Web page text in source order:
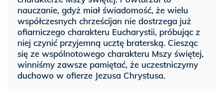
nauczanie, gdyż miał świadomość, że wielu
współczesnych chrześcijan nie dostrzega już
ofiarniczego charakteru Eucharystii, próbując z
niej czynić przyjemną ucztę braterską. Ciesząc
się ze wspólnotowego charakteru Mszy świętej,
winniśmy zawsze pamiętać, że uczestniczymy
duchowo w ofierze Jezusa Chrystusa.